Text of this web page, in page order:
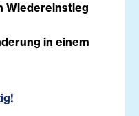
Wiedereinstieg
in einem